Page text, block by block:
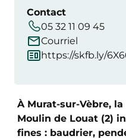
Contact
05 32 11 09 45
Courriel
https://skfb.ly/
À Murat-sur-Vèbre,
Moulin de Louat (2)
fines : baudrier,